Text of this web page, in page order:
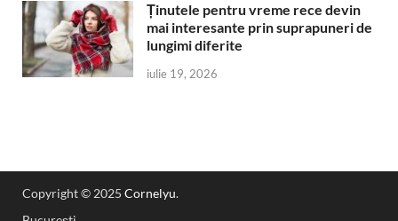
Ținutele pentru vreme rece devin
mai interesante prin suprapuneri de
lungimi diferite
iulie 19, 2026
Copyright © 2025 Cornelyu.